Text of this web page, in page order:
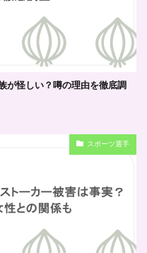
が怪しい？噂の理由を徹底調
スポーツ選手